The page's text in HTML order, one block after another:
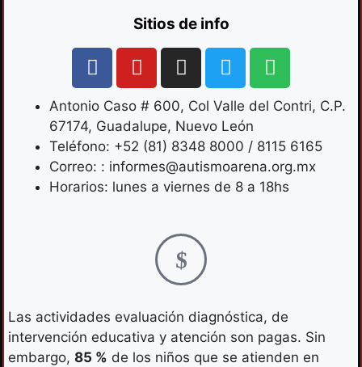
Sitios de info
Antonio Caso # 600, Col Valle del Contri, C.P.
67174, Guadalupe, Nuevo León
Teléfono: +52 (81) 8348 8000 / 8115 6165
Correo: : informes@autismoarena.org.mx
Horarios: lunes a viernes de 8 a 18hs
Las actividades evaluación diagnóstica, de
intervención educativa y atención son pagas. Sin
embargo, 85 % de los niños que se atienden en